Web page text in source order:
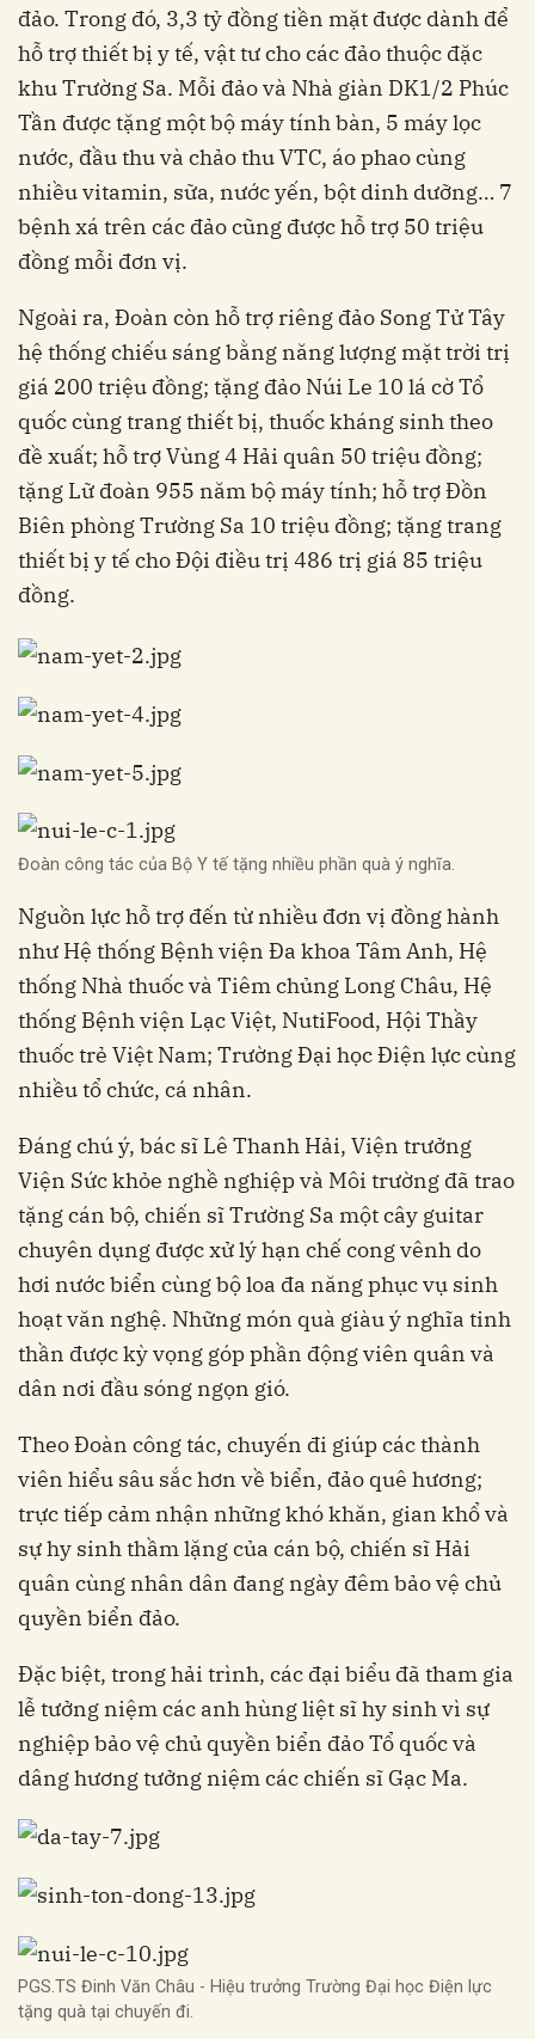
đảo. Trong đó, 3,3 tỷ đồng tiền mặt được dành để
hỗ trợ thiết bị y tế, vật tư cho các đảo thuộc đặc
khu Trường Sa. Mỗi đảo và Nhà giàn DK1/2 Phúc
Tần được tặng một bộ máy tính bàn, 5 máy lọc
nước, đầu thu và chảo thu VTC, áo phao cùng
nhiều vitamin, sữa, nước yến, bột dinh dưỡng… 7
bệnh xá trên các đảo cũng được hỗ trợ 50 triệu
đồng mỗi đơn vị.
Ngoài ra, Đoàn còn hỗ trợ riêng đảo Song Tử Tây
hệ thống chiếu sáng bằng năng lượng mặt trời trị
giá 200 triệu đồng; tặng đảo Núi Le 10 lá cờ Tổ
quốc cùng trang thiết bị, thuốc kháng sinh theo
đề xuất; hỗ trợ Vùng 4 Hải quân 50 triệu đồng;
tặng Lữ đoàn 955 năm bộ máy tính; hỗ trợ Đồn
Biên phòng Trường Sa 10 triệu đồng; tặng trang
thiết bị y tế cho Đội điều trị 486 trị giá 85 triệu
đồng.
Đoàn công tác của Bộ Y tế tặng nhiều phần quà ý nghĩa.
Nguồn lực hỗ trợ đến từ nhiều đơn vị đồng hành
như Hệ thống Bệnh viện Đa khoa Tâm Anh, Hệ
thống Nhà thuốc và Tiêm chủng Long Châu, Hệ
thống Bệnh viện Lạc Việt, NutiFood, Hội Thầy
thuốc trẻ Việt Nam; Trường Đại học Điện lực cùng
nhiều tổ chức, cá nhân.
Đáng chú ý, bác sĩ Lê Thanh Hải, Viện trưởng
Viện Sức khỏe nghề nghiệp và Môi trường đã trao
tặng cán bộ, chiến sĩ Trường Sa một cây guitar
chuyên dụng được xử lý hạn chế cong vênh do
hơi nước biển cùng bộ loa đa năng phục vụ sinh
hoạt văn nghệ. Những món quà giàu ý nghĩa tinh
thần được kỳ vọng góp phần động viên quân và
dân nơi đầu sóng ngọn gió.
Theo Đoàn công tác, chuyến đi giúp các thành
viên hiểu sâu sắc hơn về biển, đảo quê hương;
trực tiếp cảm nhận những khó khăn, gian khổ và
sự hy sinh thầm lặng của cán bộ, chiến sĩ Hải
quân cùng nhân dân đang ngày đêm bảo vệ chủ
quyền biển đảo.
Đặc biệt, trong hải trình, các đại biểu đã tham gia
lễ tưởng niệm các anh hùng liệt sĩ hy sinh vì sự
nghiệp bảo vệ chủ quyền biển đảo Tổ quốc và
dâng hương tưởng niệm các chiến sĩ Gạc Ma.
PGS.TS Đinh Văn Châu - Hiệu trưởng Trường Đại học Điện lực
tặng quà tại chuyến đi.